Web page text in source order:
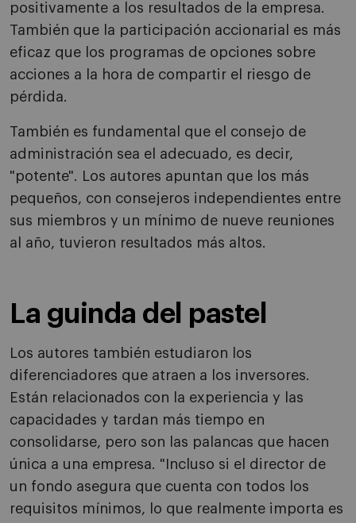
positivamente a los resultados de la empresa.
También que la participación accionarial es más
eficaz que los programas de opciones sobre
acciones a la hora de compartir el riesgo de
pérdida.
También es fundamental que el consejo de
administración sea el adecuado, es decir,
"potente". Los autores apuntan que los más
pequeños, con consejeros independientes entre
sus miembros y un mínimo de nueve reuniones
al año, tuvieron resultados más altos.
La guinda del pastel
Los autores también estudiaron los
diferenciadores que atraen a los inversores.
Están relacionados con la experiencia y las
capacidades y tardan más tiempo en
consolidarse, pero son las palancas que hacen
única a una empresa. "Incluso si el director de
un fondo asegura que cuenta con todos los
requisitos mínimos, lo que realmente importa es